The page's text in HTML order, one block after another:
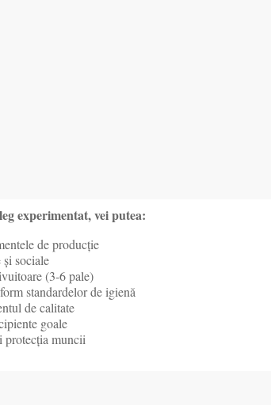
experimentat, vei putea:
de producție
sociale
(3-6 pale)
standardelor de igienă
de calitate
goale
protecția muncii